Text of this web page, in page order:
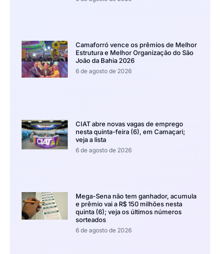
Camaforró vence os prêmios de Melhor
Estrutura e Melhor Organização do São
João da Bahia 2026
6 de agosto de 2026
CIAT abre novas vagas de emprego
nesta quinta-feira (6), em Camaçari;
veja a lista
6 de agosto de 2026
Mega-Sena não tem ganhador, acumula
e prêmio vai a R$ 150 milhões nesta
quinta (6); veja os últimos números
sorteados
6 de agosto de 2026